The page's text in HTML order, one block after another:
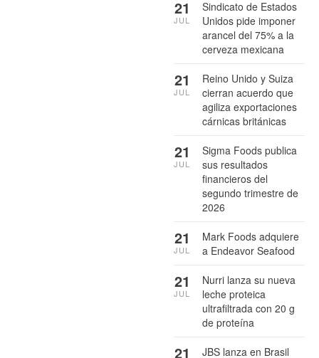
Sindicato de Estados
Unidos pide imponer
arancel del 75% a la
cerveza mexicana
21
JUL
Reino Unido y Suiza
cierran acuerdo que
agiliza exportaciones
cárnicas británicas
21
JUL
Sigma Foods publica
sus resultados
financieros del
segundo trimestre de
2026
21
JUL
Mark Foods adquiere
a Endeavor Seafood
21
JUL
Nurri lanza su nueva
leche proteica
ultrafiltrada con 20 g
de proteína
21
JUL
JBS lanza en Brasil
21